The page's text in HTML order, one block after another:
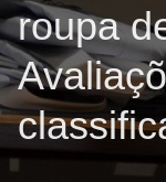
roupa